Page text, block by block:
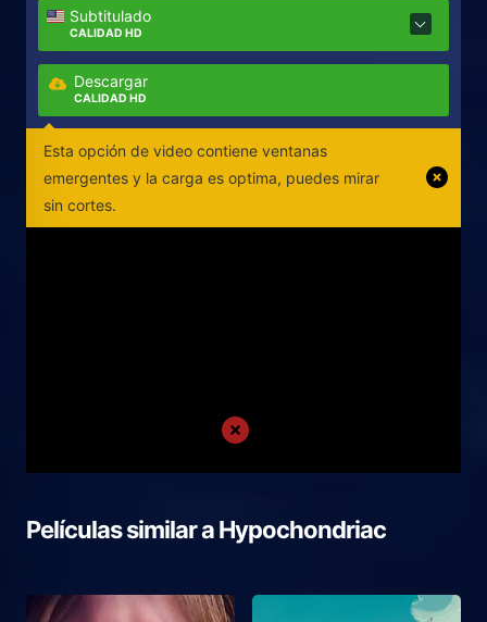
Subtitulado
CALIDAD HD
Descargar
CALIDAD HD
Esta opción de video contiene ventanas
emergentes y la carga es optima, puedes mirar
sin cortes.
Películas similar aHypochondriac